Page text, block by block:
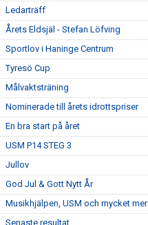
Ledarträff
Årets Eldsjäl - Stefan Löfving
Sportlov i Haninge Centrum
Tyresö Cup
Målvaktsträning
Nominerade till årets idrottspriser
En bra start på året
USM P14 STEG 3
Jullov
God Jul & Gott Nytt År
Musikhjälpen, USM och mycket mer
Senaste resultat